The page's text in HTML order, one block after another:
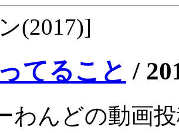
(2017)]
てること /
わんどの動画